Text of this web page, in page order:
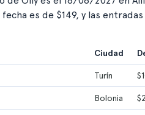
es de $149, y las
Ciudad
Turín
Bolonia